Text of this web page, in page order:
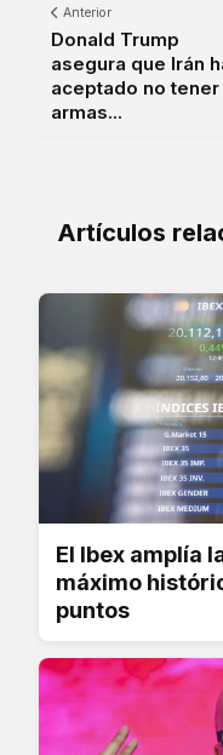
Anterior
Donald Trump
asegura que Irán
aceptado no tener
armas...
Artículos
El Ibex amplía
máximo
puntos